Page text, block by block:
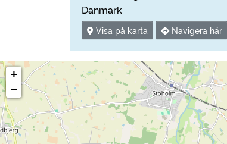
Danmark
Visa på karta Navigera här
+
−